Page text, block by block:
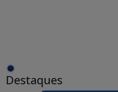
Destaques